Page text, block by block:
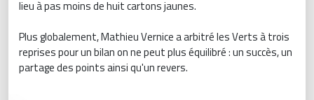
lieu à pas moins de huit cartons jaunes.
Plus globalement, Mathieu Vernice a arbitré les Verts à trois
reprises pour un bilan on ne peut plus équilibré : un succès, un
partage des points ainsi qu'un revers.